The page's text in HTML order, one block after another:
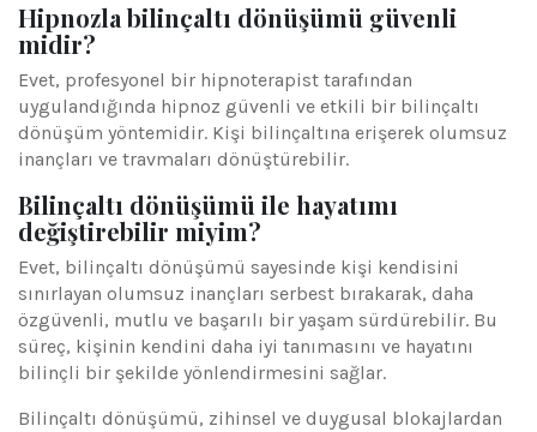
Hipnozla bilinçaltı dönüşümü güvenli
midir?
Evet, profesyonel bir hipnoterapist tarafından
uygulandığında hipnoz güvenli ve etkili bir bilinçaltı
dönüşüm yöntemidir. Kişi bilinçaltına erişerek olumsuz
inançları ve travmaları dönüştürebilir.
Bilinçaltı dönüşümü ile hayatımı
değiştirebilir miyim?
Evet, bilinçaltı dönüşümü sayesinde kişi kendisini
sınırlayan olumsuz inançları serbest bırakarak, daha
özgüvenli, mutlu ve başarılı bir yaşam sürdürebilir. Bu
süreç, kişinin kendini daha iyi tanımasını ve hayatını
bilinçli bir şekilde yönlendirmesini sağlar.
Bilinçaltı dönüşümü, zihinsel ve duygusal blokajlardan